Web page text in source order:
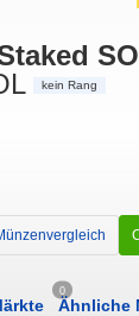
kein Rang
0
Ähnliche